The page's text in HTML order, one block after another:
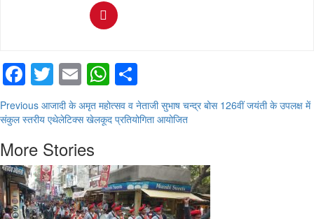
Facebook
Twitter
EmailWhatsApp
Continue
Reading
Previous आजादी के अमृत महोत्सव व नेताजी सुभाष चन्द्र बोस 126वीं जयंती के उपलक्ष में
संकुल स्तरीय एथेलेटिक्स खेलकूद प्रतियोगिता आयोजित
More Stories